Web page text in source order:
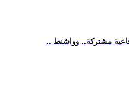
دفاعية مشتركة.. وواشنط